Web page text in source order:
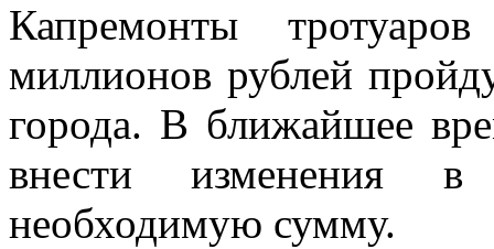
Капремонты
миллионов рублей
города. В ближайшее
внести изменения
необходимую сумму.